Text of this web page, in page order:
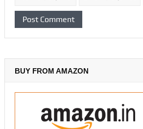
BUY FROM AMAZON